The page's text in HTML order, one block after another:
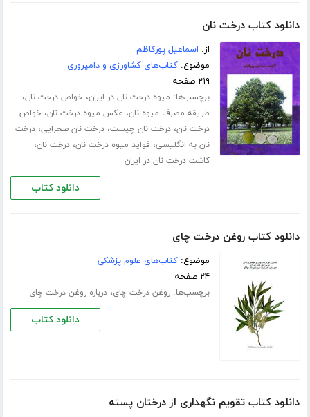
دانلود کتاب درخت نان
از: اسماعیل پورکاظم
موضوع:کتاب‌های کشاورزی و دامپروری
۲۱۹ صفحه
برچسب‌ها: میوه درخت نان در ایران، خواص درخت نان،
طریقه مصرف میوه نان، عکس میوه درخت نان، خواص
درخت نان،درخت نان چیست،درخت نان صحرایی،درخت
نان به انگلیسی، فواید میوه درخت نان،درخت نان،
کاشت درخت نان در ایران
دانلود کتاب
دانلود کتاب روغن درخت چای
موضوع:کتاب‌های علوم پزشکی
۲۴ صفحه
برچسب‌ها:روغن درخت چای،درباره روغن درخت چای
دانلود کتاب
دانلود کتاب تقویم نگهداری از درختان پسته